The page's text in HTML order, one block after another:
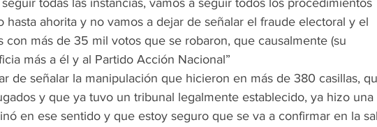
hasta ahorita y no vamos a dejar de señalar el fraude electoral y el
con más de 35 mil votos que se robaron, que causalmente (su
más a él y al Partido Acción Nacional”
y que ya tuvo un tribunal legalmente establecido, ya hizo una
en ese sentido y que estoy seguro que se va a confirmar en la